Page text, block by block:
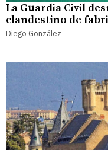
La Guardia Civil
clandestino de
Diego González